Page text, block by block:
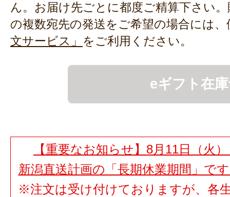
ん。お届け先ごとに都度ご精算下さい
の複数宛先の発送をご希望の場合には、
文サービス」 をご利用ください。
eギフト在
【重要なお知らせ】8月11日（火
新潟直送計画の「長期休業期間」で
※注文は受け付けておりますが、各